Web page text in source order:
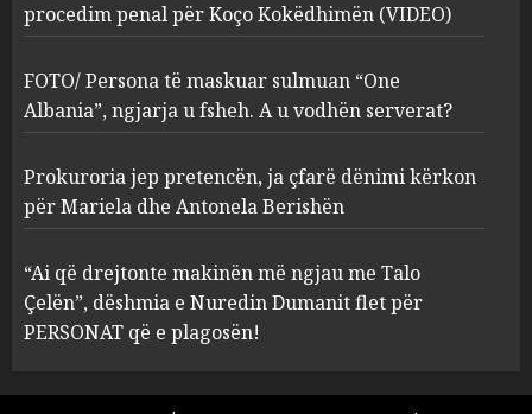
3
FOTO/ Persona të maskuar
sulmuan “One Albania”,
ngjarja u fsheh. A u vodhën
serverat?
MARCH 25, 2025
4
Prokuroria jep pretencën, ja
çfarë dënimi kërkon për
Berishën
MARCH 25, 2025
“Ai që drejtonte makinën më
procedim penal për Koço Kokëdhimën (VIDEO)
FOTO/ Persona të maskuar sulmuan “One
Albania”, ngjarja u fsheh. A u vodhën serverat?
Prokuroria jep pretencën, ja çfarë dënimi kërkon
për Mariela dhe Antonela Berishën
“Ai që drejtonte makinën më ngjau me Talo
Çelën”, dëshmia e Nuredin Dumanit flet për
PERSONAT që e plagosën!